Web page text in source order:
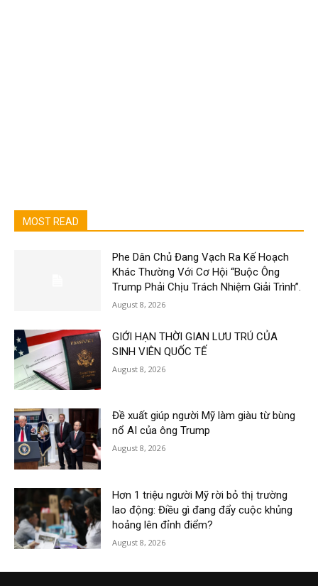
MOST READ
Phe Dân Chủ Đang Vạch Ra Kế Hoạch
Khác Thường Với Cơ Hội “Buộc Ông
Trump Phải Chịu Trách Nhiệm Giải Trình”.
August 8, 2026
GIỚI HẠN THỜI GIAN LƯU TRÚ CỦA
SINH VIÊN QUỐC TẾ
August 8, 2026
Đề xuất giúp người Mỹ làm giàu từ bùng
nổ AI của ông Trump
August 8, 2026
Hơn 1 triệu người Mỹ rời bỏ thị trường
lao động: Điều gì đang đẩy cuộc khủng
hoảng lên đỉnh điểm?
August 8, 2026